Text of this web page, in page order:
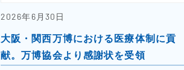
2026年6月30日
大阪・関西万博における医療体制に貢
献。万博協会より感謝状を受領